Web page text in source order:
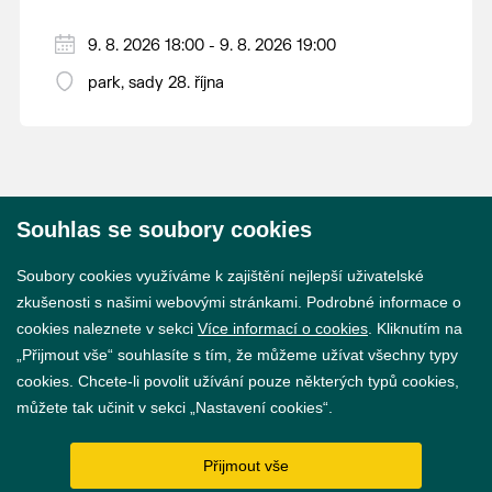
9. 8. 2026 18:00 - 9. 8. 2026 19:00
park, sady 28. října
GDPR
Nastavení cookies
Souhlas se soubory cookies
Soubory cookies využíváme k zajištění nejlepší uživatelské
zkušenosti s našimi webovými stránkami. Podrobné informace o
cookies naleznete v sekci Více informací o cookies . Kliknutím na
„Přijmout vše“ souhlasíte s tím, že můžeme užívat všechny typy
cookies. Chcete-li povolit užívání pouze některých typů cookies,
můžete tak učinit v sekci „Nastavení cookies“.
Přijmout vše